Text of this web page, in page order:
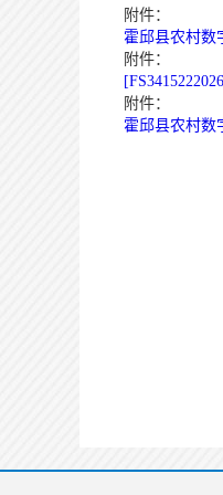
附件：
霍邱县农村数
附件：
附件：
霍邱县农村